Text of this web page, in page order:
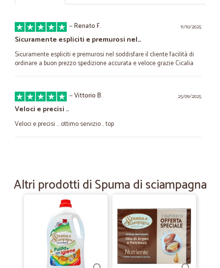
11/10/2025
—Renato F.
Sicuramente espliciti e premurosi nel…
Sicuramente espliciti e premurosi nel soddisfare il cliente facilità di
ordinare a buon prezzo spedizione accurata e veloce grazie Cicalia
25/09/2025
—Vittorio B.
Veloci e precisi ..
Veloci e precisi ... ottimo servizio .. top
È il mio primo acquisto su Cicalia e sono molto contenta, ho trovato
prodotti che non trovo in altri posti oltretutto a prezzi inferiori,
consegna velocissima. Consiglio vivamente.
10/06/2024
— Trustpilot
⭐️ ⭐️ ⭐️ ⭐️ ⭐️ peccato che non vi prendete i…
⭐️ ⭐️ ⭐️ ⭐️ ⭐️ peccato che non vi prendete i buoni
Altri prodotti di Spuma di sciampagna